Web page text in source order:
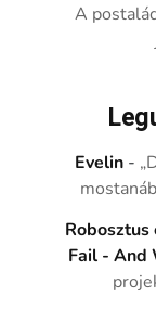
A
Evelin -
Fail - And